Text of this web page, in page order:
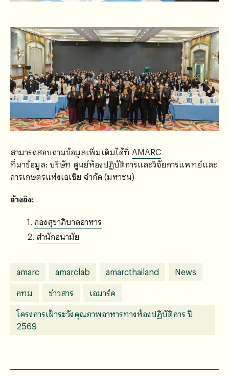
สามารถสอบถามข้อมูลเพิ่มเติมได้ที่ AMARC
ที่มาข้อมูล: บริษัท ศูนย์ห้องปฏิบัติการและวิจัยการแพทย์และ
การเกษตรแห่งเอเซีย จำกัด (มหาชน)
อ้างอิง:
กองสุขาภิบาลอาหาร
สำนักอนามัย
amarc amarclab amarcthailand
News
กทม
ข่าวสาร
เอมาร์ค
โครงการเฝ้าระวังคุณภาพอาหารทางห้องปฏิบัติการ ปี
2569